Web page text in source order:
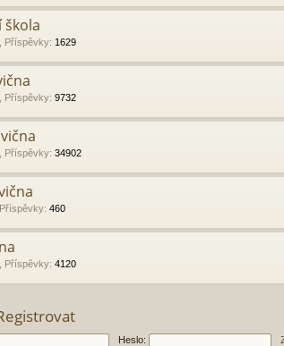
škola
Příspěvky: 1629
Příspěvky: 9732
Příspěvky: 34902
Příspěvky: 460
Příspěvky: 4120
Heslo: